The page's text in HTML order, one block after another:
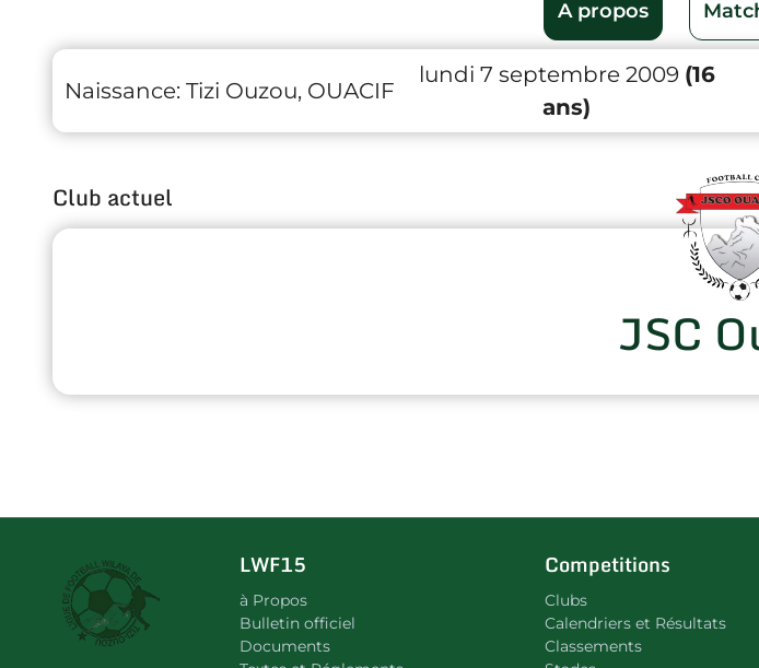
A propos
Naissance: Tizi Ouzou, OUACIF
lundi 7 septembre 2009 (16
ans)
Club actuel
JSC
LWF15
à Propos
Bulletin officiel
Documents
Competitions
Clubs
Calendriers et Résultats
Classements